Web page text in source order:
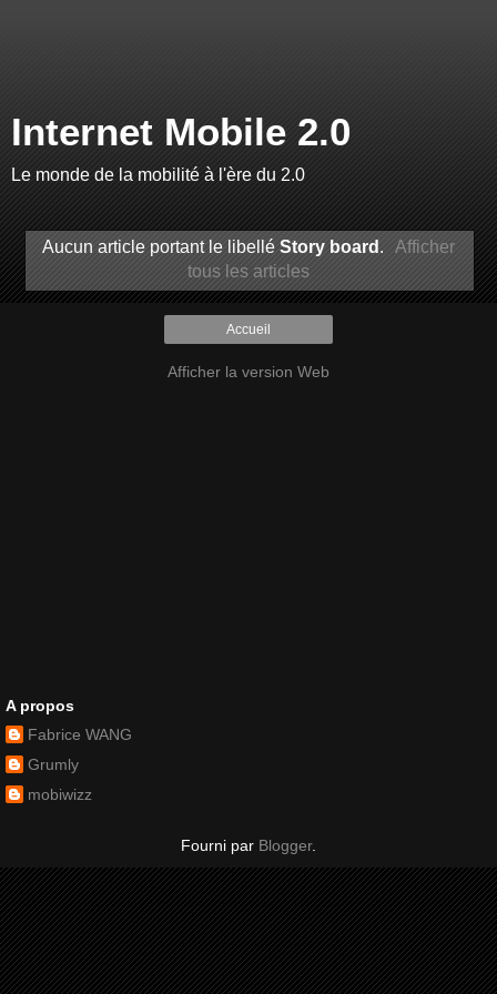
Internet Mobile 2.0
Le monde de la mobilité à l'ère du 2.0
Aucun article portant le libellé Story board .
Afficher
tous les articles
Accueil
Afficher la version Web
A propos
Fabrice WANG
Grumly
mobiwizz
Fourni par Blogger.